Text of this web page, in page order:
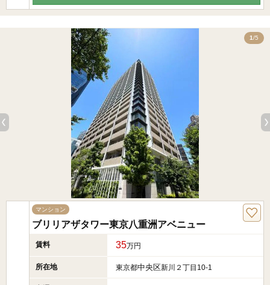
1/5
マンション
ブリリアザタワー東京八重洲アベニュー
賃料 35万円
所在地 東京都中央区新川２丁目10-1